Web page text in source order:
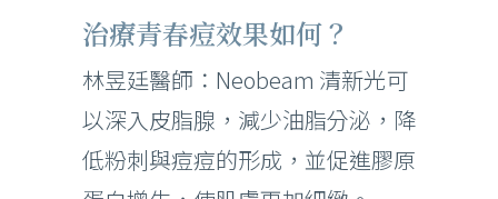
治療青春痘效果如何？
林昱廷醫師：Neobeam 清新光可
以深入皮脂腺，減少油脂分泌，降
低粉刺與痘痘的形成，並促進膠原